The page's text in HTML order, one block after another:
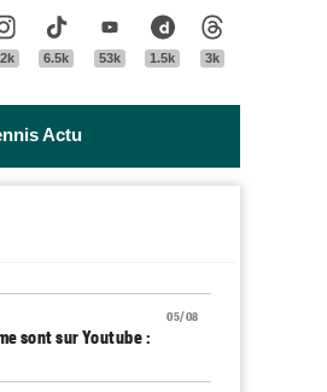
InstagramTik Tok
6.5k
Youtube
53k
Dailymotion
1.5k 3k
Actu
05/08
sont sur Youtube :